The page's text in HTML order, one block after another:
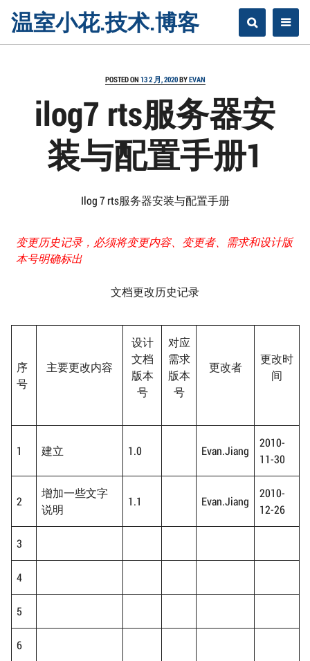
温室小花.技术.博客
POSTED ON 13 2 月, 2020BYEVAN
ilog7 rts服务器安
装与配置手册1
Ilog 7 rts服务器安装与配置手册
变更历史记录，必须将变更内容、变更者、需求和设计版
本号明确标出
文档更改历史记录
序
号
主要更改内容
设计
文档
版本
号
对应
需求
版本
号
更改者
更改时
间
1 建立 1.0 Evan.Jiang
2010-
11-30
2
增加一些文字
说明
1.1 Evan.Jiang
2010-
12-26
3
4
5
6